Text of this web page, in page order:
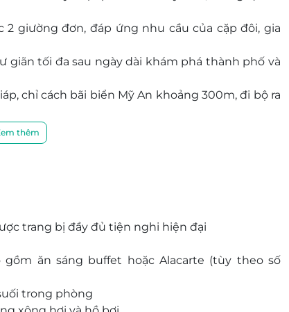
giường đơn, đáp ứng nhu cầu của cặp đôi, gia
tối đa sau ngày dài khám phá thành phố và
chỉ cách bãi biển Mỹ An khoảng 300m, đi bộ ra
thoáng đãng, lý tưởng để thư giãn và chụp ảnh
giúp chăm sóc sức khỏe toàn diện trong suốt
tiện lợi, hưởng nhiều ưu đãi và hỗ trợ khách
thêm
trang bị đầy đủ tiện nghi hiện đại
ăn sáng buffet hoặc Alacarte (tùy theo số
trong phòng